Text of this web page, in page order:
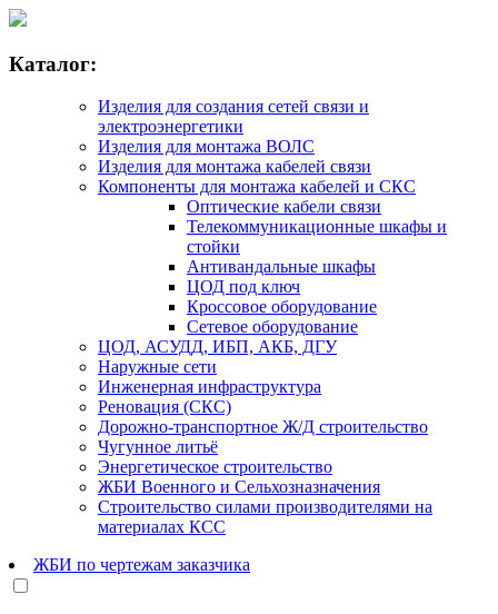
Каталог:
Изделия для создания сетей связи и
электроэнергетики
Изделия для монтажа ВОЛС
Изделия для монтажа кабелей связи
Компоненты для монтажа кабелей и СКС
Оптические кабели связи
Телекоммуникационные шкафы и
стойки
Антивандальные шкафы
ЦОД под ключ
Кроссовое оборудование
Сетевое оборудование
ЦОД, АСУДД, ИБП, АКБ, ДГУ
Наружные сети
Инженерная инфраструктура
Реновация (СКС)
Дорожно-транспортное Ж/Д строительство
Чугунное литьё
Энергетическое строительство
ЖБИ Военного и Сельхозназначения
Строительство силами производителями на
материалах КСС
ЖБИ по чертежам заказчика